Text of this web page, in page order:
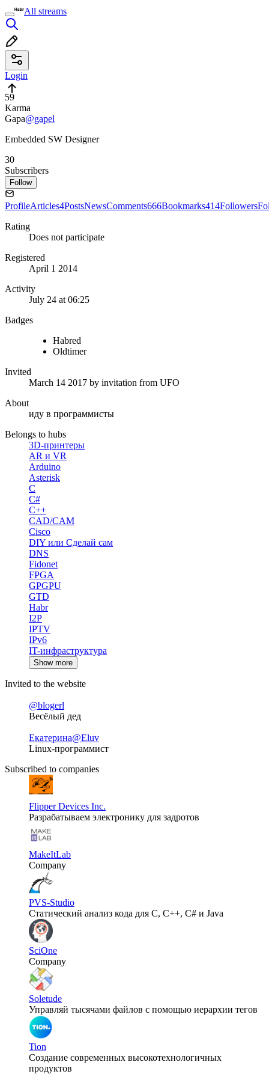
All streams
Login
59
Karma
Gapa@gapel
Embedded SW Designer
30
Subscribers
Follow
ProfileArticles4PostsNewsComments666Bookmarks414Followers
Rating
Does not participate
Registered
April 1 2014
Activity
July 24 at 06:25
Badges
Habred
Oldtimer
Invited
March 14 2017 by invitation from UFO
About
иду в программисты
Belongs to hubs
3D-принтеры
AR и VR
Arduino
Asterisk
C
C#
C++
CAD/CAM
Cisco
DIY или Сделай сам
DNS
Fidonet
FPGA
GPGPU
GTD
Habr
I2P
IPTV
IPv6
IT-инфраструктура
Show more
Invited to the website
@blogerl
Весёлый дед
Екатерина@Eluv
Linux-программист
Subscribed to companies
Flipper Devices Inc.
Разрабатываем электронику для задротов
MakeItLab
Company
PVS-Studio
Статический анализ кода для C, C++, C# и Java
SciOne
Company
Soletude
Управляй тысячами файлов с помощью иерархии тегов
Tion
Создание современных высокотехнологичных
продуктов